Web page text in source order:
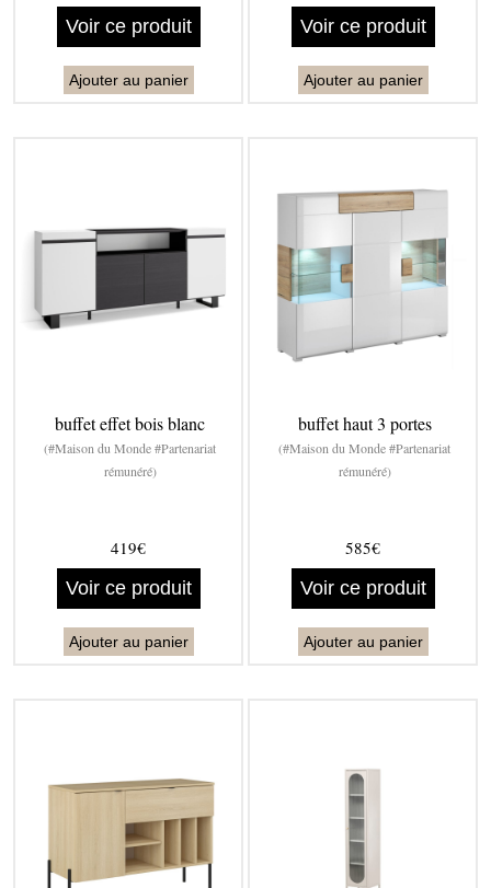
Voir ce produit
Ajouter au panier
Voir ce produit
Ajouter au panier
buffet effet bois blanc
(#Maison du Monde #Partenariat
rémunéré)
419€
Voir ce produit
Ajouter au panier
buffet haut 3 portes
(#Maison du Monde #Partenariat
rémunéré)
585€
Voir ce produit
Ajouter au panier